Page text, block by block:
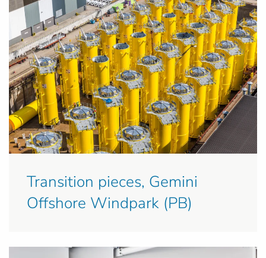
Transition pieces, Gemini
Offshore Windpark (PB)